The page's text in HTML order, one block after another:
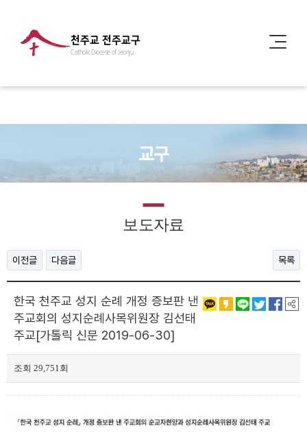
천주교 전주교구
Catholic Diocese of Jeonju
교구
보도자료
이전글 다음글 목록
한국 천주교 성지 순례 개정 증보판 낸
주교회의 성지순례사목위원장 김선태
주교[가톨릭 신문 2019-06-30]
조회 29,751회